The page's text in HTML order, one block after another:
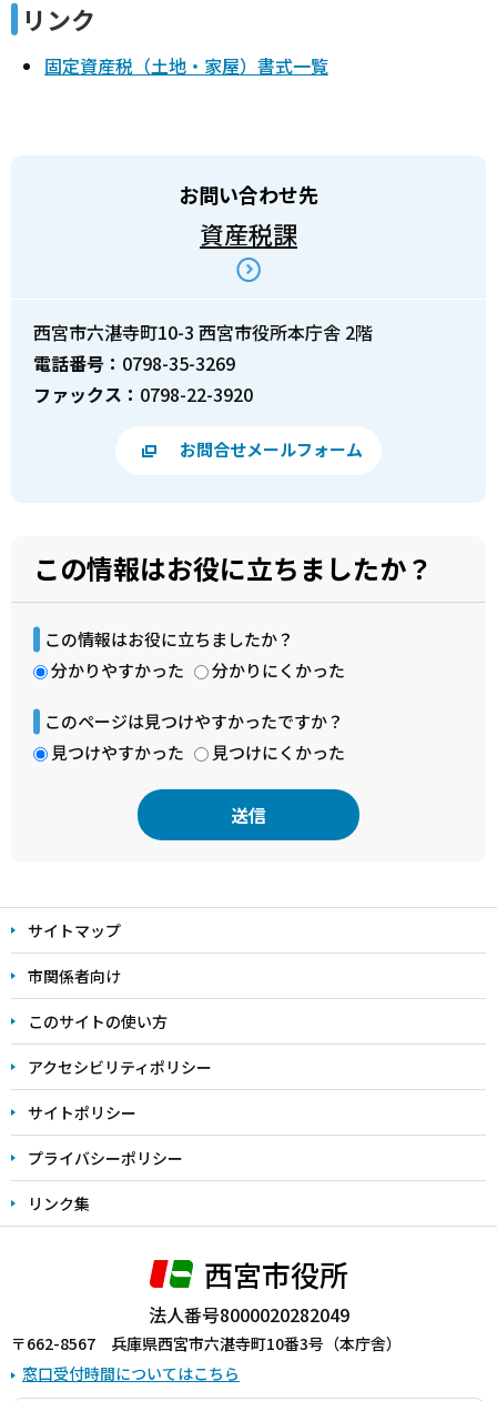
リンク
固定資産税（土地・家屋）書式一覧
お問い合わせ先
資産税課
西宮市六湛寺町10-3 西宮市役所本庁舎 2階
電話番号： 0798-35-3269
ファックス： 0798-22-3920
お問合せメールフォーム
この情報はお役に立ちましたか？
この情報はお役に立ちましたか？
分かりやすかった
分かりにくかった
このページは見つけやすかったですか？
見つけやすかった
見つけにくかった
文
こ
こ
ま
で
サイトマップ
市関係者向け
このサイトの使い方
アクセシビリティポリシー
サイトポリシー
プライバシーポリシー
リンク集
西宮市役所
法人番号8000020282049
〒662-8567 兵庫県西宮市六湛寺町10番3号（本庁舎）
窓口受付時間についてはこちら